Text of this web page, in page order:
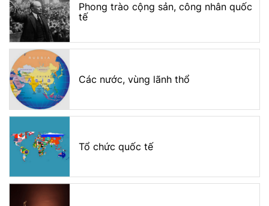
Phong trào cộng sản, công nhân quốc
tế
Các nước, vùng lãnh thổ
Tổ chức quốc tế